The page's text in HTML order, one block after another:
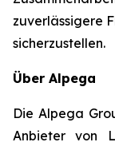
zuverlässigere
sicherzustellen.
Über Alpega
Die Alpega
Anbieter von